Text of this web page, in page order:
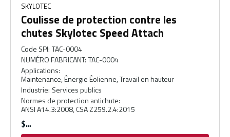
SKYLOTEC
Coulisse de protection contre les
chutes Skylotec Speed Attach
Code SPI: TAC-0004
NUMÉRO FABRICANT: TAC-0004
Applications:
Maintenance, Énergie Éolienne, Travail en hauteur
Industrie: Services publics
Normes de protection antichute:
ANSI A14.3:2008, CSA Z259.2.4:2015
$